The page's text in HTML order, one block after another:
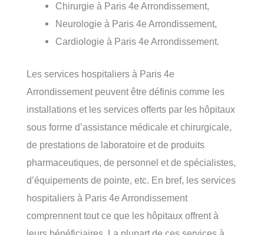
Chirurgie à Paris 4e Arrondissement,
Neurologie à Paris 4e Arrondissement,
Cardiologie à Paris 4e Arrondissement.
Les services hospitaliers à Paris 4e
Arrondissement peuvent être définis comme les
installations et les services offerts par les hôpitaux
sous forme d’assistance médicale et chirurgicale,
de prestations de laboratoire et de produits
pharmaceutiques, de personnel et de spécialistes,
d’équipements de pointe, etc. En bref, les services
hospitaliers à Paris 4e Arrondissement
comprennent tout ce que les hôpitaux offrent à